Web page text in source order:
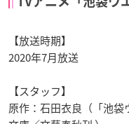
【放送時期】
2020年7月放送
【スタッフ】
原作：石田衣良（「池